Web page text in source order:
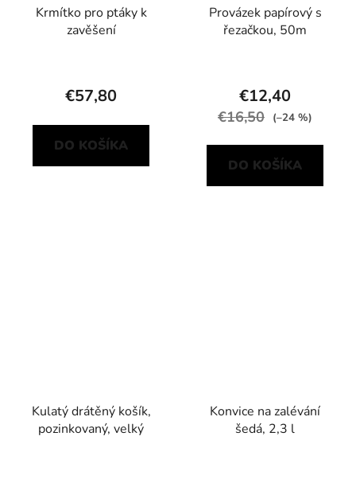
Krmítko pro ptáky k
zavěšení
€57,80
DO KOŠÍKA
Provázek papírový s
řezačkou, 50m
€12,40
€16,50 (–24 %)
DO KOŠÍKA
Kulatý drátěný košík,
pozinkovaný, velký
Konvice na zalévání
šedá, 2,3 l